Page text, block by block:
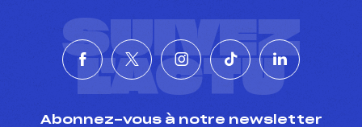
SUIVEZ
L'ACTU
Abonnez-vous à notre newsletter